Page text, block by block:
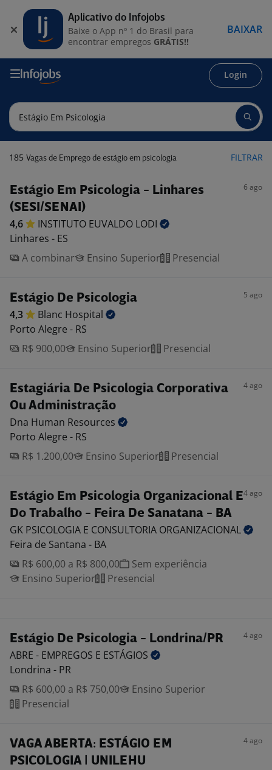
Login
185 Vagas de Emprego de estágio em psicologia FILTRAR
Estágio Em Psicologia - Linhares
(SESI/SENAI)
6 ago
4,6 INSTITUTO EUVALDO LODI
Linhares - ES
A combinar
Ensino Superior Presencial
Estágio De Psicologia 5 ago
4,3 Blanc Hospital
Porto Alegre - RS
R$ 900,00
Ensino Superior Presencial
Estagiária De Psicologia Corporativa
Ou Administração
4 ago
Dna Human Resources
Porto Alegre - RS
R$ 1.200,00
Ensino Superior Presencial
Estágio Em Psicologia Organizacional E
Do Trabalho - Feira De Sanatana - BA
4 ago
GK PSICOLOGIA E CONSULTORIA ORGANIZACIONAL
Feira de Santana - BA
R$ 600,00 a R$ 800,00
Sem experiência
Ensino Superior
Presencial
Estágio De Psicologia - Londrina/PR 4 ago
ABRE - EMPREGOS E ESTÁGIOS
Londrina - PR
R$ 600,00 a R$ 750,00
Ensino Superior
Presencial
VAGA ABERTA: ESTÁGIO EM
PSICOLOGIA | UNILEHU
4 ago
Aplicativo do Infojobs
Baixe o App nº 1 do Brasil para
encontrar empregos GRÁTIS!!
BAIXAR